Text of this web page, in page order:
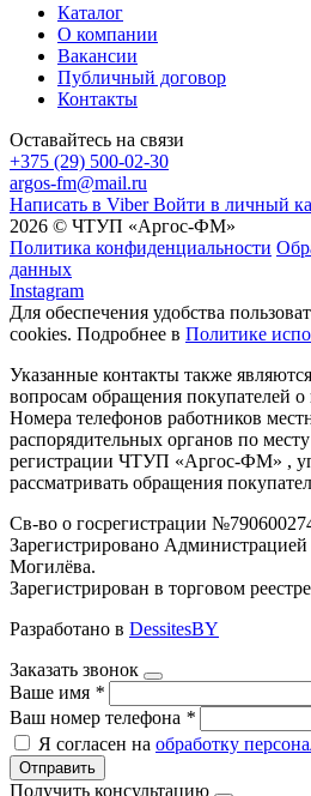
Каталог
О компании
Вакансии
Публичный договор
Контакты
Оставайтесь на связи
+375 (29) 500-02-30
argos-fm@mail.ru
Написать в Viber Войти в личный
2026 © ЧТУП «Аргос-ФМ»
Политика конфиденциальности
данных
Instagram
Для обеспечения удобства
cookies. Подробнее в Политике
Указанные контакты также
вопросам обращения покупателей
Номера телефонов работников
распорядительных органов по
регистрации ЧТУП «Аргос-ФМ» ,
рассматривать обращения
Св-во о госрегистрации
Зарегистрировано Администрацией
Могилёва.
Зарегистрирован в торговом
Разработано в DessitesBY
Заказать звонок
Ваше имя *
Ваш номер телефона *
Я согласен на обработку
Отправить
Получить консультацию